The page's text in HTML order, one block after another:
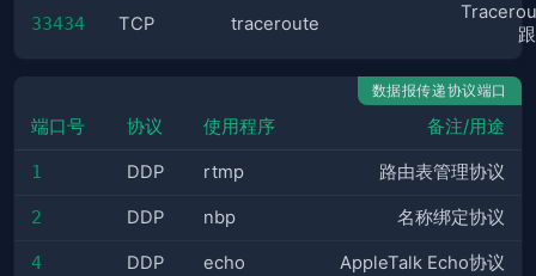
33434 TCP traceroute
数据报传递协议端口
端口号 协议 使用程序 备注/用途
1 DDP rtmp 路由表管理协议
2 DDP nbp 名称绑定协议
4 DDP echo AppleTalk Echo协议